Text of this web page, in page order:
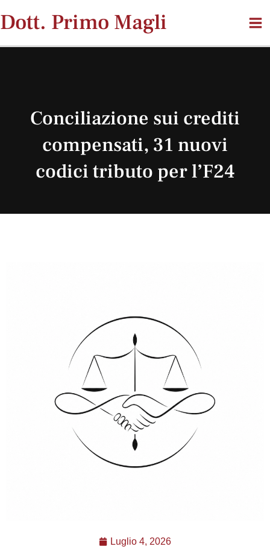
al
contenuto
Dott. Primo Magli
Conciliazione sui crediti
compensati, 31 nuovi
codici tributo per l’F24
Luglio 4, 2026